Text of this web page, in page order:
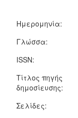
Ημερομηνία:
Γλώσσα:
ISSN:
Τίτλος πηγής
δημοσίευσης:
Σελίδες: